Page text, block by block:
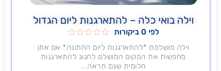
וילה בואי כלה – להתארגנות ליום הגדול
לפי 0 ביקורות 




וילה מושלמת *להתארגנות ליום החתונה* אם אתן
מחפשות את המקום המושלם לחגוג להתארגנות
חלומית שגם תראה...